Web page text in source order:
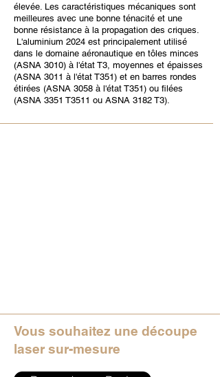
élevée. Les caractéristiques mécaniques sont
meilleures avec une bonne ténacité et une
bonne résistance à la propagation des criques.
L'aluminium 2024 est principalement utilisé
dans le domaine aéronautique en tôles minces
(ASNA 3010) à l'état T3, moyennes et épaisses
(ASNA 3011 à l'état T351) et en barres rondes
étirées (ASNA 3058 à l'état T351) ou filées
(ASNA 3351 T3511 ou ASNA 3182 T3).
Vous souhaitez une découpe
laser sur-mesure